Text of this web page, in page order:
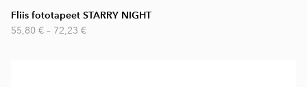
Fliis fototapeet STARRY NIGHT
55,80 € – 72,23 €